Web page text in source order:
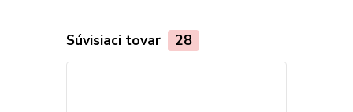
Súvisiaci tovar 28